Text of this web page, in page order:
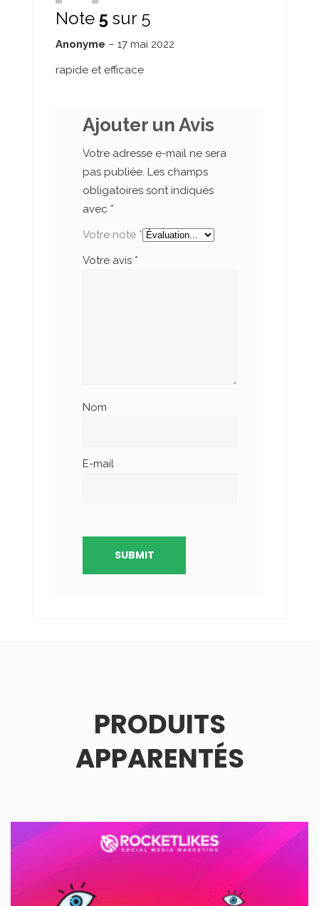
Note 5 sur 5
Anonyme – 17 mai 2022
rapide et efficace
Ajouter un Avis
Votre adresse e-mail ne sera
pas publiée. Les champs
obligatoires sont indiqués
avec *
Votre note *
Votre avis *
Nom
E-mail
PRODUITS
APPARENTÉS